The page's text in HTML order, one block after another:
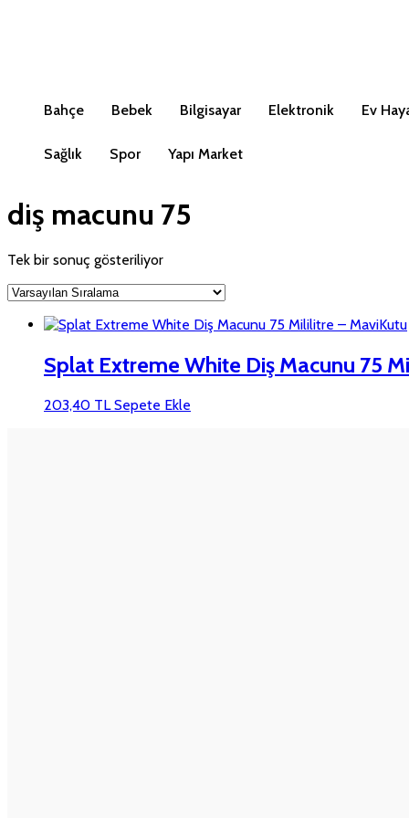
Bahçe Bebek Bilgisayar Elektronik Ev
Sağlık Spor Yapı Market
diş macunu 75
Tek bir sonuç gösteriliyor
Splat Extreme White Diş Macunu 75
203,40 TL Sepete Ekle